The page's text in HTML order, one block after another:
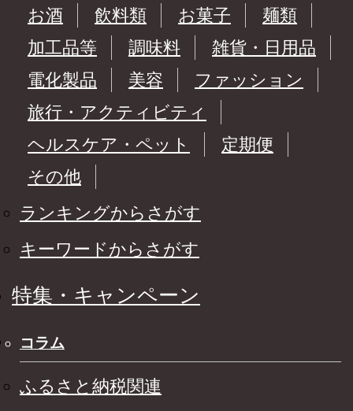
お酒
飲料類 お菓子
麺類
加工品等
調味料
雑貨・日用品
電化製品
美容
ファッション
旅行・アクティビティ
ヘルスケア・ペット
定期便
その他
ランキングからさがす
キーワードからさがす
特集・キャンペーン
コラム
ふるさと納税関連